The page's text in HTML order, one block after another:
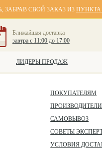
ЗАБРАВ СВОЙ ЗАКАЗ ИЗ
Ближайшая доставка
завтра с 11:00 до 17:00
ЛИДЕРЫ ПРОДАЖ
ПОКУПАТЕЛЯМ
ПРОИЗВОДИТЕЛИ
САМОВЫВОЗ
СОВЕТЫ
УСЛОВИЯ